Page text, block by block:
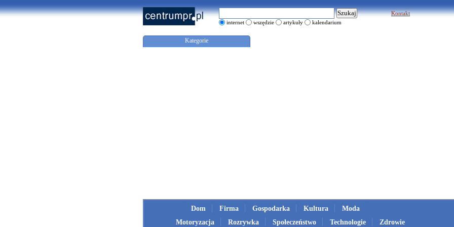
internet wszędzie artykuły kalendarium
Kontakt
Kategorie
Dom Firma Gospodarka Kultura
Moda
Motoryzacja
Rozrywka Społeczeństwo Technologie Zdrowie